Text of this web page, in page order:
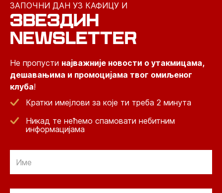
ЗАПОЧНИ ДАН УЗ КАФИЦУ И
ЗВЕЗДИН
NEWSLETTER
Не пропусти најважније новости о утакмицама,
дешавањима и промоцијама твог омиљеног
клуба!
Кратки имејлови за које ти треба 2 минута
Никад те нећемо спамовати небитним
информацијама